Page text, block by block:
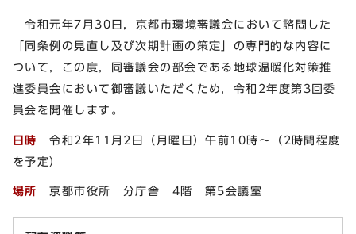
令和元年7月30日，京都市環境審議会において諮問した
「同条例の見直し及び次期計画の策定」の専門的な内容に
ついて，この度，同審議会の部会である地球温暖化対策推
進委員会において御審議いただくため，令和2年度第3回委
員会を開催します。
日時
令和2年11月2日（月曜日）午前10時～（2時間程度
を予定）
場所 京都市役所 分庁舎 4階 第5会議室